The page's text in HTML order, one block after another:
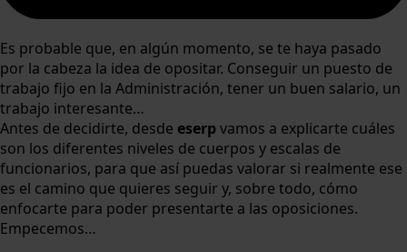
Es probable que, en algún momento, se te haya pasado
por la cabeza la idea de opositar. Conseguir un puesto de
trabajo fijo en la Administración, tener un buen salario, un
trabajo interesante…
Antes de decidirte, desde eserpvamos a explicarte cuáles
son los diferentes niveles de cuerpos y escalas de
funcionarios, para que así puedas valorar si realmente ese
es el camino que quieres seguir y, sobre todo, cómo
enfocarte para poder presentarte a las oposiciones.
Empecemos…